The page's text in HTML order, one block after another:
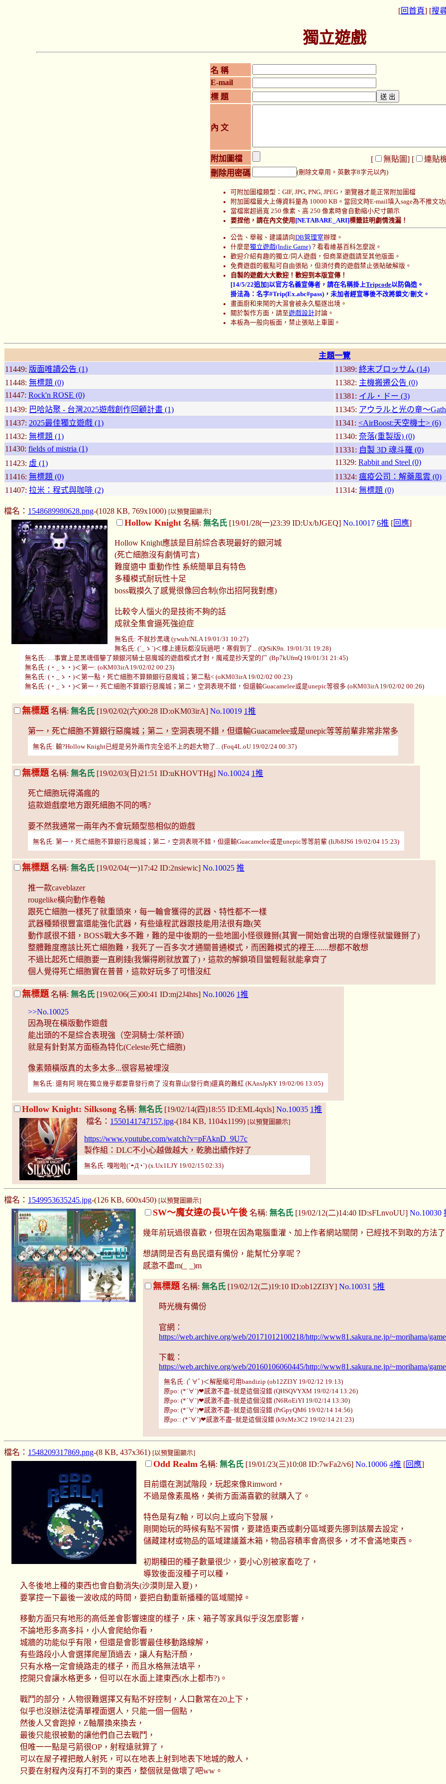
[回首頁] [搜
獨立遊戲
名 稱
E-mail
標 題
內 文
附加圖檔 [ 無貼圖] [ 連貼
刪除用密碼
(刪除文章用。英數字8字元以內)
可附加圖檔類型：GIF, JPG, PNG, JPEG，瀏覽器才能正常附加圖檔
附加圖檔最大上傳資料量為 10000 KB。當回文時E-mail填入sage為不推文功
當檔案超過寬 250 像素、高 250 像素時會自動縮小尺寸顯示
要捏他，請在內文使用 [NETABARE_ARI]標籤註明劇情洩漏！
公告、舉報、建議請向DB管理室辦理。
什麼是獨立遊戲(Indie Game) ？看看維基百科怎麼說。
歡迎介紹有趣的獨立/同人遊戲，但商業遊戲請至其他版面。
免費遊戲的載點可自由張貼，但須付費的遊戲禁止張貼破解版。
自製的遊戲大大歡迎！歡迎到本版宣傳！
[14/5/22追加]以官方名義宣傳者，請在名稱掛上Tripcode以防偽造。
掛法為：名字#Trip(Ex.abc#pass)，未加者經宣導後不改將鎖文/刪文。
畫面廚和來鬧的大濕會被永久驅逐出境。
關於製作方面，請至遊戲設計討論。
本板為一般向板面，禁止張貼上車圖。
主題一覽
11449: 版面唯讀公告 (1) 11389: 終末ブロッサム (14)
11448: 無標題 (0) 11382: 主機搬遷公告 (0)
11447: Rock'n ROSE (0) 11381: イル・ドー (3)
11439: 巴哈站聚 - 台灣2025遊戲創作回顧計畫 (1) 11345: アウラルと光の竜～
11437: 2025最佳獨立遊戲 (1) 11341: <AirBoost:天空機士> (6)
11432: 無標題 (1) 11340: 奈落(重製版) (0)
11430: fields of mistria (1) 11331: 自製 3D 魂斗羅 (0)
11423: 虛 (1) 11329: Rabbit and Steel (0)
11416: 無標題 (0) 11324: 瘟疫公司：解藥風雲 (0)
11407: 拉米：程式與咖啡 (2) 11314: 無標題 (0)
檔名： 1548689980628.png-(1028 KB, 769x1000) [以預覽圖顯示]
Hollow Knight 名稱:無名氏 [19/01/28(一)23:39 ID:Ux/bJGEQ]No.10017 6推 [回應]
Hollow Knight應該是目前綜合表現最好的銀河城
(死亡細胞沒有劇情可言)
難度適中 重動作性 系統簡單且有特色
多種模式耐玩性十足
boss戰摸久了感覺很像回合制(你出招阿我對應)
比較令人惱火的是技術不夠的話
成就全集會逼死強迫症
無名氏: 不就抄黑魂 (ywuh/NLA 19/01/31 10:27)
無名氏: (´_ゝ`)＜樓上連玩都沒玩過吧，寒假到了... (QrSiK9n. 19/01/31 19:28)
無名氏: …事實上是黑魂借鑒了類銀河騎士惡魔城的遊戲模式才對，魔戒是抄天堂的ㄏ (Bp7kUfmQ 19/01/31 21:45)
無名氏: (・_ゝ・)＜第一: (oKM03irA 19/02/02 00:23)
無名氏: (・_ゝ・)＜第一點，死亡細胞不算類銀行惡魔城；第二點< (oKM03irA 19/02/02 00:23)
無名氏: (・_ゝ・)＜第一，死亡細胞不算銀行惡魔城；第二，空洞表現不錯，但還輸Guacamelee或是unepic等很多 (oKM03irA 19/02/02 00:26)
無標題 名稱: 無名氏 [19/02/02(六)00:28 ID:oKM03irA] No.10019 1推
第一，死亡細胞不算銀行惡魔城；第二，空洞表現不錯，但還輸Guacamelee或是unepic等等前輩非常非常多
無名氏: 輸?Hollow Knight已經是另外兩作完全追不上的超大物了... (Foq4L.oU 19/02/24 00:37)
無標題 名稱: 無名氏 [19/02/03(日)21:51 ID:uKHOVTHg] No.10024 1推
死亡細胞玩得滿瘋的
這款遊戲麼地方跟死細胞不同的嗎?
要不然我通常一兩年內不會玩類型態相似的遊戲
無名氏: 第一，死亡細胞不算銀行惡魔城；第二，空洞表現不錯，但還輸Guacamelee或是unepic等等前輩 (IiJb8JS6 19/02/04 15:23)
無標題 名稱: 無名氏 [19/02/04(一)17:42 ID:2nsiewic] No.10025 推
推一款caveblazer
rougelike橫向動作卷軸
跟死亡細胞一樣死了就重頭來，每一輪會獲得的武器、特性都不一樣
武器種類很豐富還能強化武器，有些遠程武器跟技能用法很有趣(笑
動作感很不錯，BOSS戰大多不難，難的是中後期的一些地圖小怪很雞掰(其實一開始會出現的自爆怪就蠻雞掰了)
整體難度應該比死亡細胞難，我死了一百多次才通關普通模式，而困難模式的裡王.......想都不敢想
不過比起死亡細胞要一直刷錢(我懶得刷就放置了)，這款的解鎖項目蠻輕鬆就能拿齊了
個人覺得死亡細胞實在普普，這款好玩多了可惜沒紅
無標題 名稱: 無名氏 [19/02/06(三)00:41 ID:mj2J4hts] No.10026 1推
>>No.10025
因為現在橫版動作遊戲
能出頭的不是綜合表現強（空洞騎士/茶杯頭）
就是有針對某方面極為特化(Celeste/死亡細胞)
像素類橫版真的太多太多...很容易被埋沒
無名氏: 還有阿 現在獨立幾乎都要靠發行商了 沒有靠山(發行商)還真的難紅 (KAnsJpKY 19/02/06 13:05)
Hollow Knight: Silksong 名稱: 無名氏 [19/02/14(四)18:55 ID:EML4qxls] No.10035 1推
檔名： 1550141747157.jpg-(184 KB, 1104x1199) [以預覽圖顯示]
https://www.youtube.com/watch?v=pFAknD_9U7c
製作組：DLC不小心越做越大，乾脆出續作好了
無名氏: 嘎啦啦(´◓Д◔`) (x.Ux1LJY 19/02/15 02:33)
檔名： 1549953635245.jpg-(126 KB, 600x450) [以預覽圖顯示]
SW～魔女達の長い午後 名稱:無名氏 [19/02/12(二)14:40 ID:sFLnvoUU]No.10030
幾年前玩過很喜歡，但現在因為電腦重灌、加上作者網站關閉，已經找不到取的方法了
想請問是否有島民還有備份，能幫忙分享呢？
感激不盡m(_ _)m
無標題 名稱:無名氏 [19/02/12(二)19:10 ID:ob12ZI3Y]No.10031 5推
時光機有備份
官網：
https://web.archive.org/web/20171012100218/http://www81.sakura.ne.jp/~morihama/
下載：
https://web.archive.org/web/20160106060445/http://www81.sakura.ne.jp/~morihama/
無名氏: (ﾟ∀ﾟ)＜解壓縮可用bandizip (ob12ZI3Y 19/02/12 19:13)
原po: (*´∀`)❤感激不盡~就是這個沒錯 (QHSQVYXM 19/02/14 13:26)
原po: (*´∀`)❤感激不盡~就是這個沒錯 (N6RoEiYI 19/02/14 13:30)
原po: (*´∀`)❤感激不盡~就是這個沒錯 (PrGpyQM6 19/02/14 14:56)
原po:: (*´∀`)❤感激不盡~就是這個沒錯 (k9zMz3C2 19/02/14 21:23)
檔名： 1548209317869.png-(8 KB, 437x361) [以預覽圖顯示]
Odd Realm 名稱:無名氏 [19/01/23(三)10:08 ID:7wFa2/v6]No.10006 4推 [回應]
目前還在測試階段，玩起來像Rimword，
不過是像素風格，美術方面滿喜歡的就購入了。
特色是有Z軸，可以向上或向下發展，
剛開始玩的時候有點不習慣，要建造東西或劃分區域要先挪到該層去設定，
儲藏建材或物品的區域建議蓋木箱，物品容積率會高很多，才不會滿地東西。
初期種田的種子數量很少，要小心別被家畜吃了，
導致後面沒種子可以種，
入冬後地上種的東西也會自動消失(沙漠則是入夏)，
要掌控一下最後一波收成的時間，要把自動重新播種的區域關掉。
移動方面只有地形的高低差會影響速度的樣子，床、箱子等家具似乎沒怎麼影響，
不論地形多高多抖，小人會爬給你看，
城牆的功能似乎有限，但還是會影響最佳移動路線解，
有些路段小人會選擇爬屋頂過去，讓人有點汗顏，
只有水格一定會繞路走的樣子，而且水格無法填平，
挖開只會讓水格更多，但可以在水面上建東西(水上都市?)。
戰鬥的部分，人物很難選擇又有點不好控制，人口數常在20上下，
似乎也沒辦法從清單裡面選人，只能一個一個點，
然後人又會跑掉，Z軸層換來換去，
最後只能很被動的讓他們自己去戰鬥，
但唯一一點是弓箭很OP，射程遠就算了，
可以在屋子裡把敵人射死，可以在地表上射到地表下地城的敵人，
只要在射程內沒有打不到的東西，整個就是做壞了吧ww。